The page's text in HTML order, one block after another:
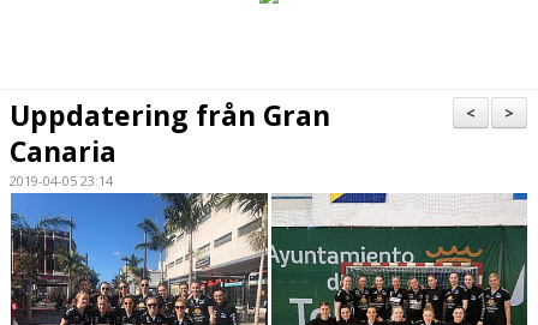
KALENDER
HANDBOLLSSKOLA
PARTNERSKAP
FÖRENINGEN
>
<
Uppdatering från Gran
Canaria
2019-04-05 23:14